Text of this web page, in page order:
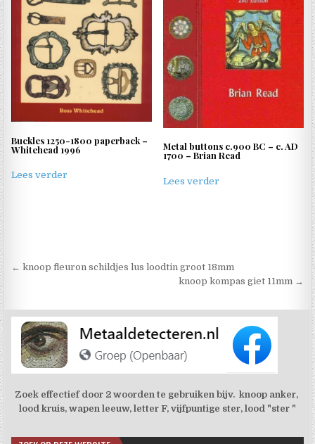
Buckles 1250-1800 paperback –
Whitehead 1996
Lees verder
Metal buttons c.900 BC – c. AD
1700 – Brian Read
Lees verder
Berichtnavigatie
← knoop fleuron schildjes lus loodtin groot 18mm
knoop kompas giet 11mm →
Zoek effectief door 2 woorden te gebruiken bijv. knoop anker,
lood kruis, wapen leeuw, letter F, vijfpuntige ster, lood "ster "